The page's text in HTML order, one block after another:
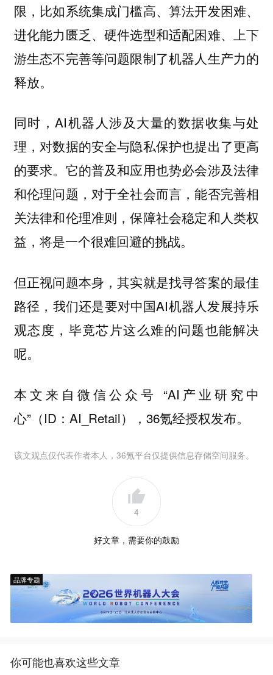
限，比如系统集成门槛高、算法开发困难、
进化能力匮乏、硬件选型和适配困难、上下
游生态不完善等问题限制了机器人生产力的
释放。
同时，AI机器人涉及大量的数据收集与处
理，对数据的安全与隐私保护也提出了更高
的要求。它的普及和应用也势必会涉及法律
和伦理问题，对于全社会而言，能否完善相
关法律和伦理准则，保障社会稳定和人类权
益，将是一个很难回避的挑战。
但正视问题本身，其实就是找寻答案的最佳
路径，我们还是要对中国AI机器人发展持乐
观态度，毕竟芯片这么难的问题也能解决
呢。
本文来自微信公众号 “AI产业研究中
心”（ID：AI_Retail），36氪经授权发布。
该文观点仅代表作者本人，36氪平台仅提供信息存储空间服务。
4
好文章，需要你的鼓励
品牌专题
你可能也喜欢这些文章